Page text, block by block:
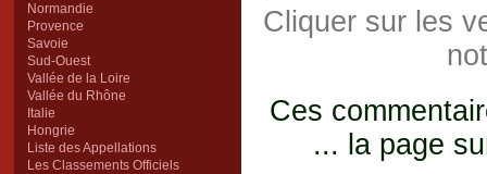
Normandie
Provence
Savoie
Sud-Ouest
Vallée de la Loire
Vallée du Rhône
Italie
Hongrie
Liste des Appellations
Les Classements Officiels
Cliquer sur les
Ces
... la page